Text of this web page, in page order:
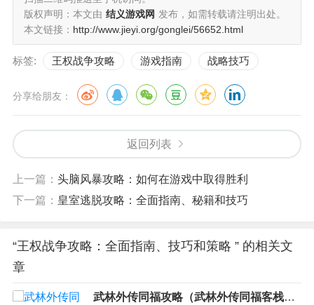
版权声明：本文由 结义游戏网 发布，如需转载请注明出处。
本文链接： http://www.jieyi.org/gonglei/56652.html
标签: 王权战争攻略 游戏指南 战略技巧
分享给朋友：
返回列表
上一篇： 头脑风暴攻略：如何在游戏中取得胜利
下一篇： 皇室逃脱攻略：全面指南、秘籍和技巧
“王权战争攻略：全面指南、技巧和策略 ” 的相关文
章
武林外传同福攻略（武林外传同福客栈攻